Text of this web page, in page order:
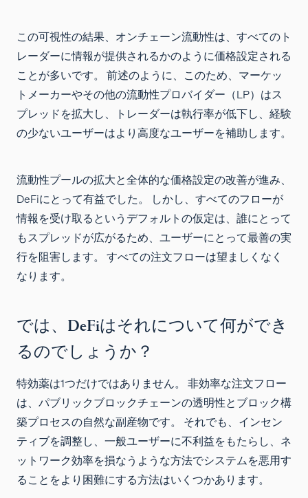
この可視性の結果、オンチェーン流動性は、すべてのト
レーダーに情報が提供されるかのように価格設定される
ことが多いです。 前述のように、このため、マーケッ
トメーカーやその他の流動性プロバイダー（LP）はス
プレッドを拡大し、トレーダーは執行率が低下し、経験
の少ないユーザーはより高度なユーザーを補助します。
流動性プールの拡大と全体的な価格設定の改善が進み、
DeFiにとって有益でした。 しかし、すべてのフローが
情報を受け取るというデフォルトの仮定は、誰にとって
もスプレッドが広がるため、ユーザーにとって最善の実
行を阻害します。 すべての注文フローは望ましくなく
なります。
では、DeFiはそれについて何ができ
るのでしょうか？
特効薬は1つだけではありません。 非効率な注文フロー
は、パブリックブロックチェーンの透明性とブロック構
築プロセスの自然な副産物です。 それでも、インセン
ティブを調整し、一般ユーザーに不利益をもたらし、ネ
ットワーク効率を損なうような方法でシステムを悪用す
ることをより困難にする方法はいくつかあります。